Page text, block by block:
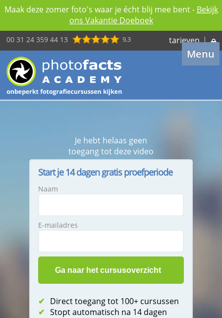
Maak deze zomer foto's waar je écht blij mee bent - Bekijk
ons Vakantie Doeboek
00 31 24 359 44 13 9,3 tarieven |
Menu
Je hebt helaas geen
toegang tot deze video
Start je 14 dagen gratis proefperiode
Naam
E-mailadres
✔ Direct toegang tot 100+ cursussen
✔ Stopt automatisch na 14 dagen